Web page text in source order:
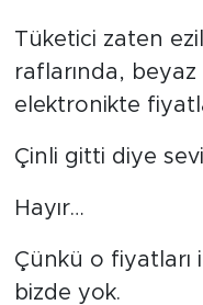
Tüketici zaten
raflarında,
elektronikte
Çinli gitti diye
Hayır…
Çünkü o fiyatları
bizde yok.